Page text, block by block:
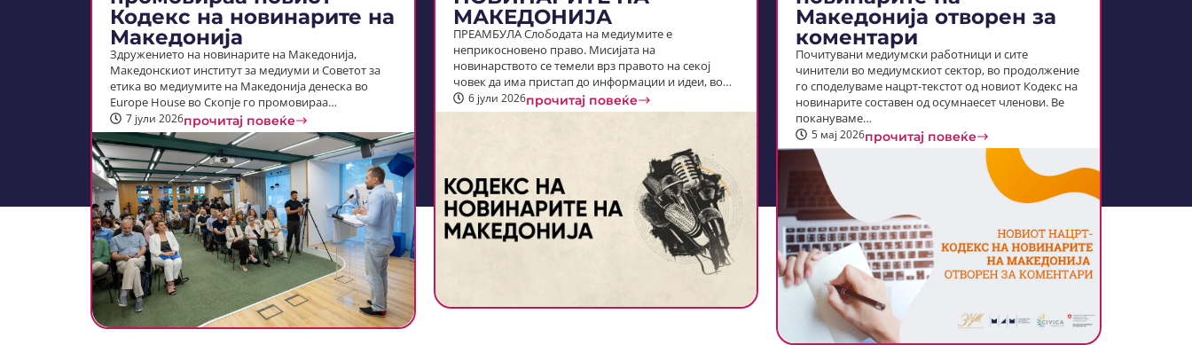
Кодекс на новинарите на
Македонија
Здружението на новинарите на Македонија,
Македонскиот институт за медиуми и Советот за
етика во медиумите на Македонија денеска во
Europe House во Скопје го промовираа…
7 јули 2026прочитај повеќе
МАКЕДОНИЈА
ПРЕАМБУЛА Слободата на медиумите е
неприкосновено право. Мисијата на
новинарството се темели врз правото на секој
човек да има пристап до информации и идеи, во…
6 јули 2026прочитај повеќе
Македонија отворен за
коментари
Почитувани медиумски работници и сите
чинители во медиумскиот сектор, во продолжение
го споделуваме нацрт-текстoт од новиот Кодекс на
новинарите составен од осумнаесет членови. Ве
покануваме…
5 мај 2026прочитај повеќе